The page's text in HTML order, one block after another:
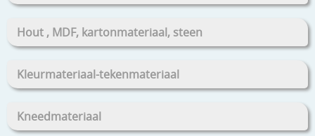
Hout , MDF, kartonmateriaal, steen
Kleurmateriaal-tekenmateriaal
Kneedmateriaal